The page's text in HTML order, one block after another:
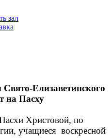
зал
Елизаветинского
на Пасху
Христовой, по
учащиеся воскресной